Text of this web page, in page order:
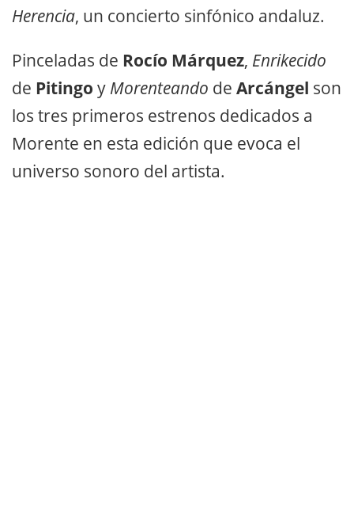
Herencia, un concierto sinfónico andaluz.
Pinceladas de Rocío Márquez, Enrikecido
de Pitingo y Morenteando de Arcángel son
los tres primeros estrenos dedicados a
Morente en esta edición que evoca el
universo sonoro del artista.